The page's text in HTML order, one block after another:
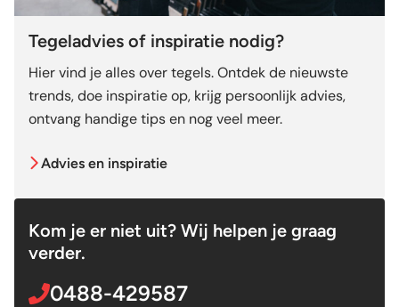
Tegeladvies of inspiratie nodig?
Hier vind je alles over tegels. Ontdek de nieuwste
trends, doe inspiratie op, krijg persoonlijk advies,
ontvang handige tips en nog veel meer.
Advies en inspiratie
Kom je er niet uit? Wij helpen je graag
verder.
0488-429587